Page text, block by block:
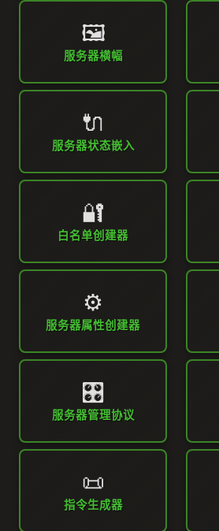
🖼️
服务器横幅
🔌
服务器状态嵌入
🔐
白名单创建器
⚙️
服务器属性创建器
🎛️
服务器管理协议
📜
指令生成器